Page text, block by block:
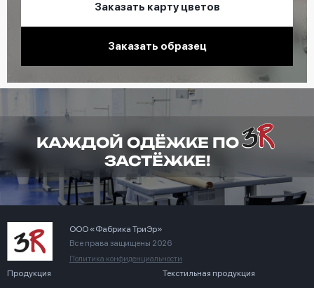
Заказать карту цветов
Заказать образец
КАЖДОЙ ОДЁЖКЕ ПО
ЗАСТЁЖКЕ!
ООО «Фабрика ТриЭр»
Все права защищены 2026
Политика конфиденциальности
Продукция Текстильная продукция